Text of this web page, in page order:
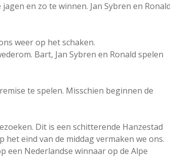
en zo te winnen. Jan Sybren en
weer op het schaken.
Bart, Jan Sybren en Ronald spelen
te spelen. Misschien beginnen de
Dit is een schitterende Hanzestad
eind van de middag vermaken we ons.
een Nederlandse winnaar op de Alpe